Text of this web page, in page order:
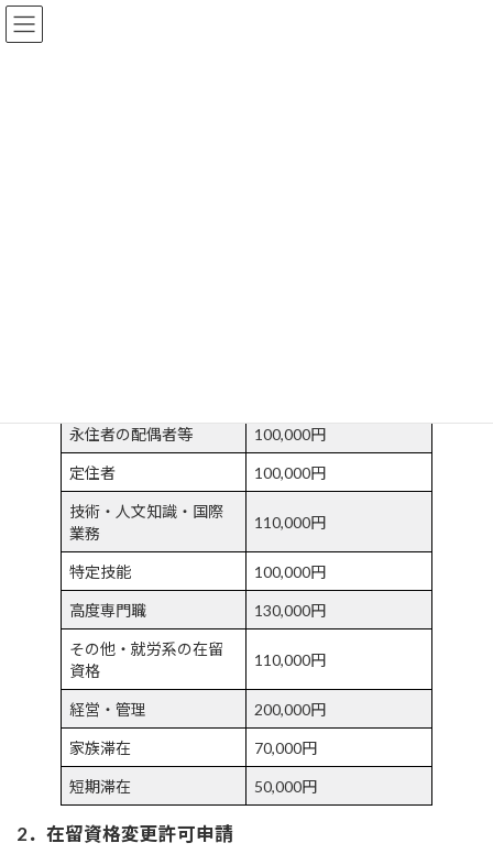
コ
ン
ナ
ビ ビザ申請サポート専門-行政書士事務所リー
永住者の配偶者等 100,000円
定住者 100,000円
技術・人文知識・国際
業務
110,000円
特定技能 100,000円
高度専門職 130,000円
その他・就労系の在留
資格
110,000円
経営・管理 200,000円
家族滞在 70,000円
短期滞在 50,000円
2．在留資格変更許可申請